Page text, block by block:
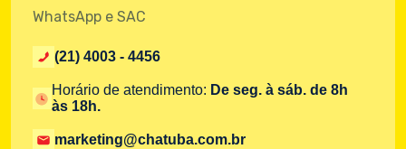
WhatsApp e SAC
(21) 4003 - 4456
Horário de atendimento: De seg. à sáb. de 8h
às 18h.
marketing@chatuba.com.br